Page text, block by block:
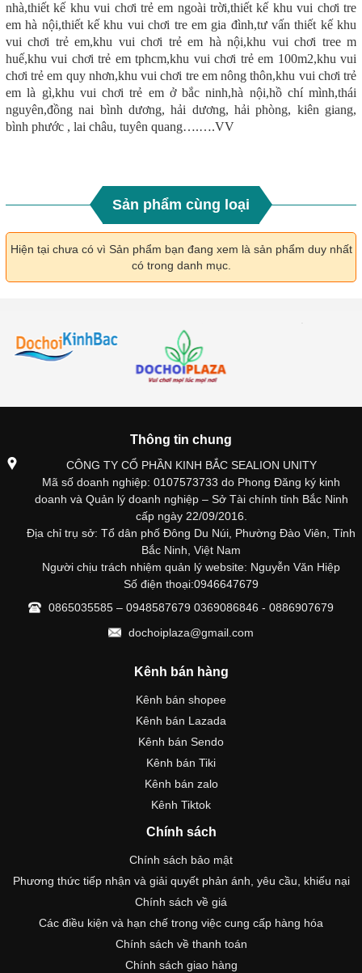
nhà,thiết kế khu vui chơi trẻ em ngoài trời,thiết kế khu vui chơi tre
em hà nội,thiết kế khu vui chơi tre em gia đình,tư vấn thiết kế khu
vui chơi trẻ em,khu vui chơi trẻ em hà nội,khu vui chơi tree m
huế,khu vui chơi trẻ em tphcm,khu vui chơi trẻ em 100m2,khu vui
chơi trẻ em quy nhơn,khu vui chơi tre em nông thôn,khu vui chơi trẻ
em là gì,khu vui chơi trẻ em ở bắc ninh,hà nội,hồ chí mình,thái
nguyên,đồng nai bình dương, hải dương, hải phòng, kiên giang,
bình phước , lai châu, tuyên quang….….VV
Sản phẩm cùng loại
Hiện tại chưa có vì Sản phẩm bạn đang xem là sản phẩm duy nhất
có trong danh mục.
Thông tin chung
CÔNG TY CỔ PHẦN KINH BẮC SEALION UNITY
Mã số doanh nghiệp: 0107573733 do Phong Đăng ký kinh
doanh và Quản lý doanh nghiệp – Sở Tài chính tỉnh Bắc Ninh
cấp ngày 22/09/2016.
Địa chỉ trụ sở: Tổ dân phố Đông Du Núi, Phường Đào Viên, Tỉnh
Bắc Ninh, Việt Nam
Người chịu trách nhiệm quản lý website: Nguyễn Văn Hiệp
Số điện thoại:0946647679
0865035585 – 0948587679 0369086846 - 0886907679
dochoiplaza@gmail.com
Kênh bán hàng
Kênh bán shopee
Kênh bán Lazada
Kênh bán Sendo
Kênh bán Tiki
Kênh bán zalo
Kênh Tiktok
Chính sách
Chính sách bảo mật
Phương thức tiếp nhận và giải quyết phản ánh, yêu cầu, khiếu nại
Chính sách về giá
Các điều kiện và hạn chế trong việc cung cấp hàng hóa
Chính sách về thanh toán
Chính sách giao hàng